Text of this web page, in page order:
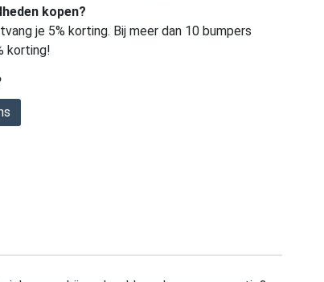
kopen?
je 5% korting. Bij meer dan 10 bumpers
korting!